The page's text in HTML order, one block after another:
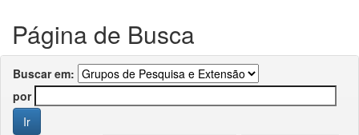
Página de Busca
Buscar em:
por